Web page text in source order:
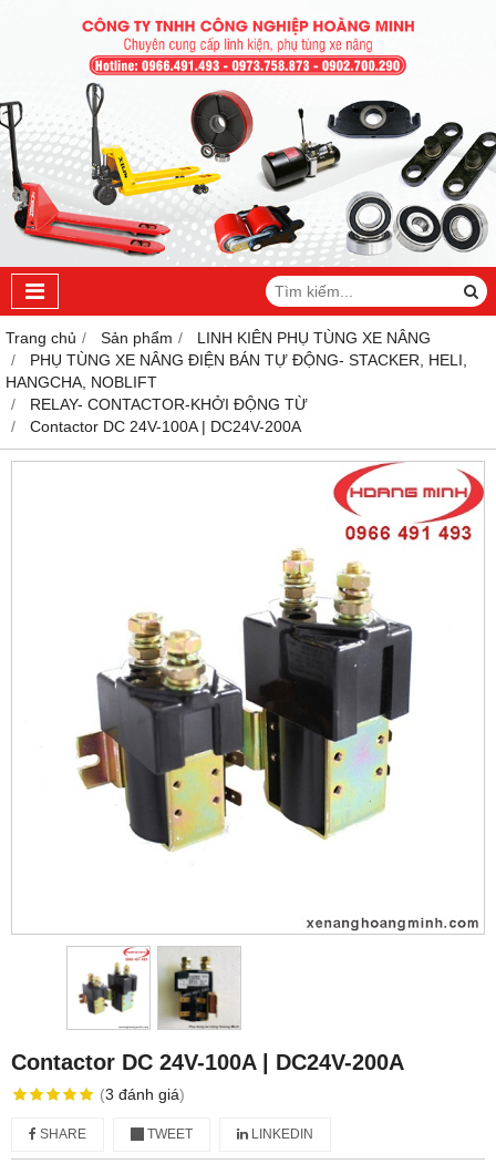
Trang chủ Sản phẩm
LINH KIÊN PHỤ TÙNG XE NÂNG
PHỤ TÙNG XE NÂNG ĐIỆN BÁN TỰ ĐỘNG- STACKER, HELI,
HANGCHA, NOBLIFT
RELAY- CONTACTOR-KHỞI ĐỘNG TỪ
Contactor DC 24V-100A | DC24V-200A
Contactor DC 24V-100A | DC24V-200A
(3 đánh giá)
SHARE TWEET LINKEDIN